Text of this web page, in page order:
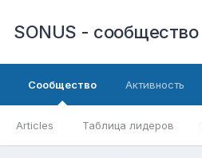
SONUS - сообщество
Сообщество
Articles Таблица лидеров
Активность